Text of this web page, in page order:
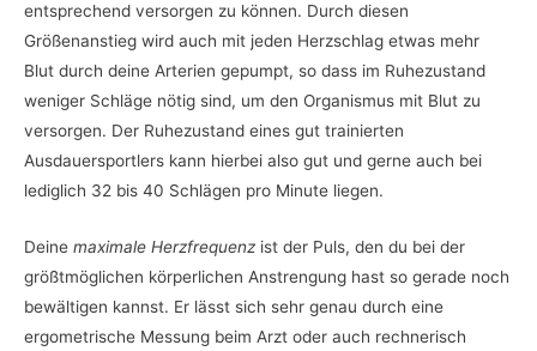
entsprechend versorgen zu können. Durch diesen
Größenanstieg wird auch mit jeden Herzschlag etwas mehr
Blut durch deine Arterien gepumpt, so dass im Ruhezustand
weniger Schläge nötig sind, um den Organismus mit Blut zu
versorgen. Der Ruhezustand eines gut trainierten
Ausdauersportlers kann hierbei also gut und gerne auch bei
lediglich 32 bis 40 Schlägen pro Minute liegen.
Deine maximale Herzfrequenz ist der Puls, den du bei der
größtmöglichen körperlichen Anstrengung hast so gerade noch
bewältigen kannst. Er lässt sich sehr genau durch eine
ergometrische Messung beim Arzt oder auch rechnerisch